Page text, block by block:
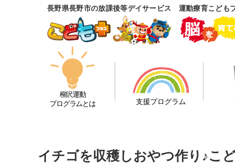
長野県長野市の放課後等デイサービス 運動療育こども
柳沢運動
プログラムとは
支援プログラム
イチゴを収穫しおやつ作り♪こ